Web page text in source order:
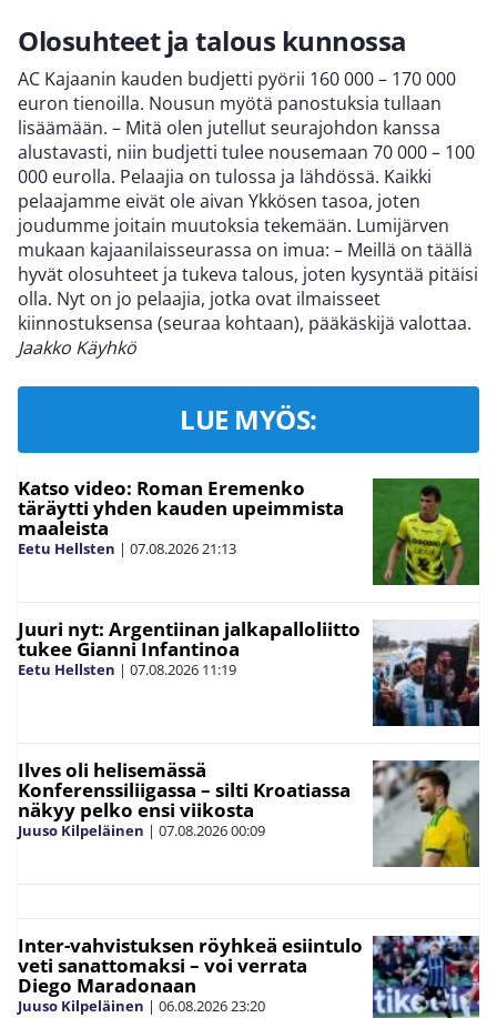
Olosuhteet ja talous kunnossa
AC Kajaanin kauden budjetti pyörii 160 000 – 170 000
euron tienoilla. Nousun myötä panostuksia tullaan
lisäämään. – Mitä olen jutellut seurajohdon kanssa
alustavasti, niin budjetti tulee nousemaan 70 000 – 100
000 eurolla. Pelaajia on tulossa ja lähdössä. Kaikki
pelaajamme eivät ole aivan Ykkösen tasoa, joten
joudumme joitain muutoksia tekemään. Lumijärven
mukaan kajaanilaisseurassa on imua: – Meillä on täällä
hyvät olosuhteet ja tukeva talous, joten kysyntää pitäisi
olla. Nyt on jo pelaajia, jotka ovat ilmaisseet
kiinnostuksensa (seuraa kohtaan), pääkäskijä valottaa.
Jaakko Käyhkö
LUE MYÖS:
Katso video: Roman Eremenko
täräytti yhden kauden upeimmista
maaleista
Eetu Hellsten | 07.08.202621:13
Juuri nyt: Argentiinan jalkapalloliitto
tukee Gianni Infantinoa
Eetu Hellsten | 07.08.2026 11:19
Ilves oli helisemässä
Konferenssiliigassa – silti Kroatiassa
näkyy pelko ensi viikosta
Juuso Kilpeläinen | 07.08.202600:09
Inter-vahvistuksen röyhkeä esiintulo
veti sanattomaksi – voi verrata
Diego Maradonaan
Juuso Kilpeläinen | 06.08.202623:20